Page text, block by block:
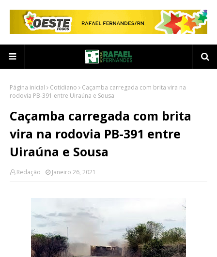
Página inicial Cotidiano
Caçamba carregada com brita vira na
rodovia PB-391 entre Uiraúna e Sousa
Caçamba carregada com brita
vira na rodovia PB-391 entre
Uiraúna e Sousa
Redação Janeiro 26, 2021